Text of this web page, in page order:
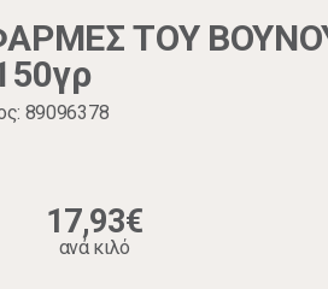
ΤΟΥ
89096378
17,93€
ανά κιλό